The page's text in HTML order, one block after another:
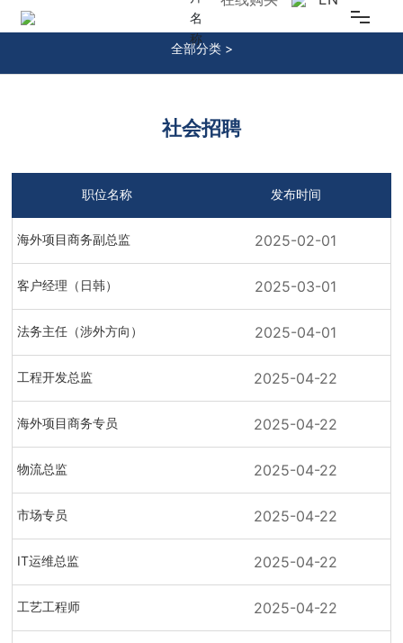
产品中心
投资者关系
加入我们
JOIN US
全部分类 >
社会招聘
职位名称 发布时间
海外项目商务副总监 2025-02-01
客户经理（日韩） 2025-03-01
法务主任（涉外方向） 2025-04-01
工程开发总监 2025-04-22
海外项目商务专员 2025-04-22
物流总监 2025-04-22
市场专员 2025-04-22
IT运维总监 2025-04-22
工艺工程师 2025-04-22